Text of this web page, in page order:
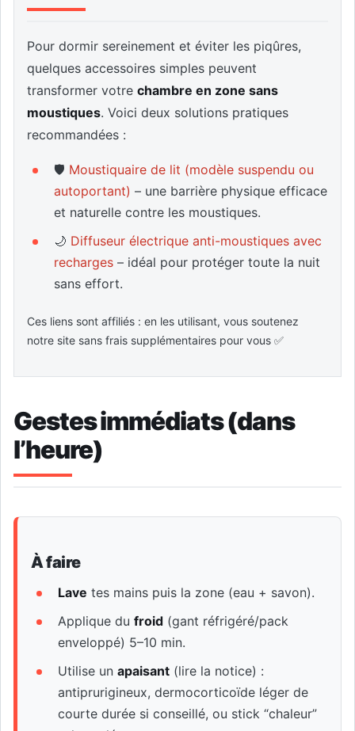
Pour dormir sereinement et éviter les piqûres,
quelques accessoires simples peuvent
transformer votre chambre en zone sans
moustiques. Voici deux solutions pratiques
recommandées :
🛡️ Moustiquaire de lit (modèle suspendu ou
autoportant) – une barrière physique efficace
et naturelle contre les moustiques.
🌙 Diffuseur électrique anti-moustiques avec
recharges – idéal pour protéger toute la nuit
sans effort.
Ces liens sont affiliés : en les utilisant, vous soutenez
notre site sans frais supplémentaires pour vous ✅
Gestes immédiats (dans
l’heure)
À faire
Lave tes mains puis la zone (eau + savon).
Applique du froid(gant réfrigéré/pack
enveloppé) 5–10 min.
Utilise un apaisant(lire la notice) :
antiprurigineux, dermocorticoïde léger de
courte durée si conseillé, ou stick “chaleur”